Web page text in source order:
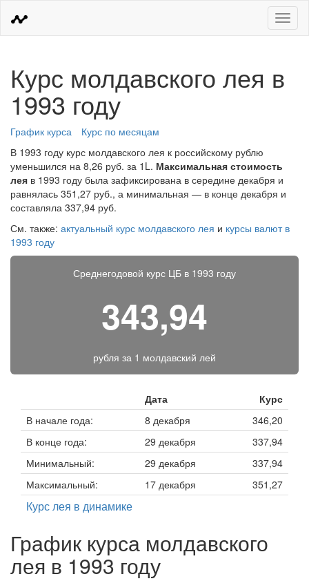
Меню
Курс молдавского лея в
1993 году
График курса
Курс по месяцам
В 1993 году курс молдавского лея к российскому рублю
уменьшился на 8,26 руб. за 1L. Максимальная стоимость
лея в 1993 году была зафиксирована в середине декабря и
равнялась 351,27 руб., а минимальная — в конце декабря и
составляла 337,94 руб.
См. также: актуальный курс молдавского лея и курсы валют в
1993 году
Среднегодовой курс ЦБ в 1993 году
343,94
рубля за 1 молдавский лей
Дата
Курс
В начале года:
8 декабря
346,20
В конце года:
29 декабря
337,94
Минимальный:
29 декабря
337,94
Максимальный:
17 декабря 351,27
Курс лея в динамике
График курса молдавского
лея в 1993 году